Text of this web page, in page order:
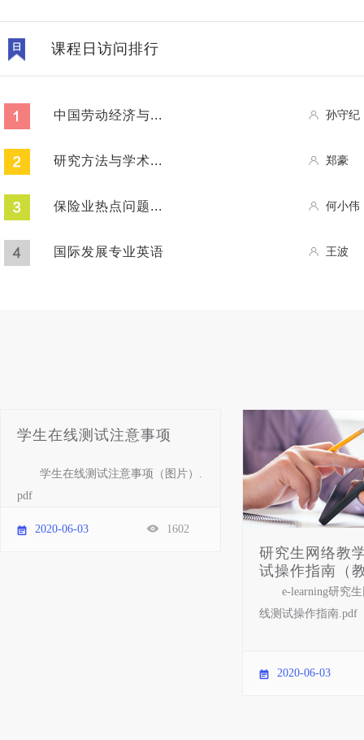
课程日访问排行
中国劳动经济与... 孙守纪
研究方法与学术... 郑豪
保险业热点问题... 何小伟
国际发展专业英语 王波
学生在线测试注意事项
学生在线测试注意事项（图片）.
pdf
2020-06-03 1602
研究生网络教
试操作指南（
e-learning研究
线测试操作指南.pdf
2020-06-03